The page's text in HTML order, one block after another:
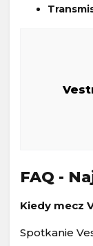
Aktualizacja:
Polska 1. Liga
FAQ -
Kiedy mecz
Spotkanie